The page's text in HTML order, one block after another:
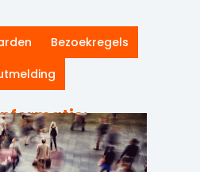
Bezoekregels